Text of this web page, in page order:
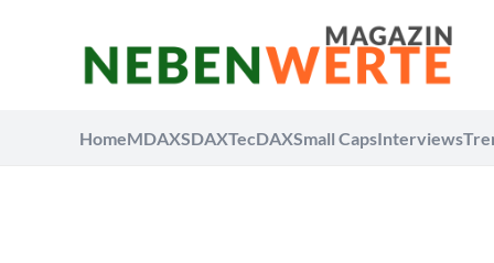
HomeMDAXSDAXTecDAXSmall CapsInterviews